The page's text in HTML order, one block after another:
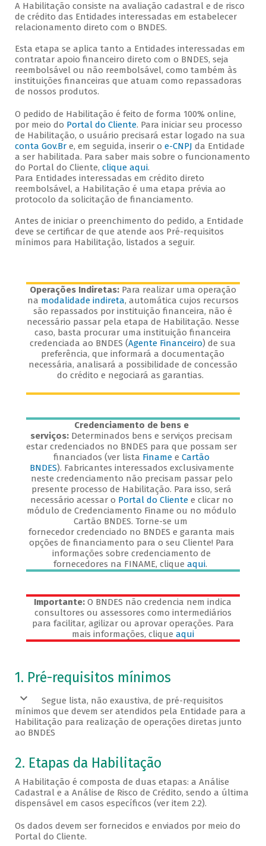
A Habilitação consiste na avaliação cadastral e de risco
de crédito das Entidades interessadas em estabelecer
relacionamento direto com o BNDES.
Esta etapa se aplica tanto a Entidades interessadas em
contratar apoio financeiro direto com o BNDES, seja
reembolsável ou não reembolsável, como também às
instituições financeiras que atuam como repassadoras
de nossos produtos.
O pedido de Habilitação é feito de forma 100% online,
por meio do Portal do Cliente. Para iniciar seu processo
de Habilitação, o usuário precisará estar logado na sua
conta Gov.Bre, em seguida, inserir o e-CNPJ da Entidade
a ser habilitada. Para saber mais sobre o funcionamento
do Portal do Cliente, clique aqui.
Para Entidades interessadas em crédito direto
reembolsável, a Habilitação é uma etapa prévia ao
protocolo da solicitação de financiamento.
Antes de iniciar o preenchimento do pedido, a Entidade
deve se certificar de que atende aos Pré-requisitos
mínimos para Habilitação, listados a seguir.
Operações Indiretas: Para realizar uma operação
na modalidade indireta, automática cujos recursos
são repassados por instituição financeira, não é
necessário passar pela etapa de Habilitação. Nesse
caso, basta procurar uma instituição financeira
credenciada ao BNDES (Agente Financeiro) de sua
preferência, que informará a documentação
necessária, analisará a possibilidade de concessão
do crédito e negociará as garantias.
Credenciamento de bens e
serviços: Determinados bens e serviços precisam
estar credenciados no BNDES para que possam ser
financiados (ver lista Finame eCartão
BNDES). Fabricantes interessados exclusivamente
neste credenciamento não precisam passar pelo
presente processo de Habilitação. Para isso, será
necessário acessar o Portal do Cliente e clicar no
módulo de Credenciamento Finame ou no módulo
Cartão BNDES. Torne-se um
fornecedor credenciado no BNDES e garanta mais
opções de financiamento para o seu Cliente! Para
informações sobre credenciamento de
fornecedores na FINAME, cliqueaqui.
Importante: O BNDES não credencia nem indica
consultores ou assessores como intermediários
para facilitar, agilizar ou aprovar operações. Para
mais informações, clique aqui
Veja os pré-requisitos
1. Pré-requisitos mínimos
Segue lista, não exaustiva, de pré-requisitos
mínimos que devem ser atendidos pela Entidade para a
Habilitação para realização de operações diretas junto
ao BNDES
2. Etapas da Habilitação
A Habilitação é composta de duas etapas: a Análise
Cadastral e a Análise de Risco de Crédito, sendo a última
dispensável em casos específicos (ver item 2.2).
Os dados devem ser fornecidos e enviados por meio do
Portal do Cliente.